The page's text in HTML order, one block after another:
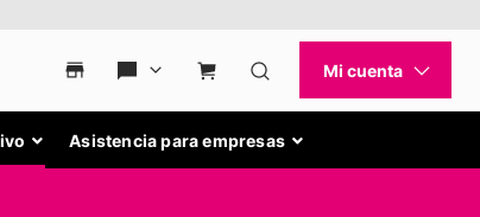
Asistencia para empresas